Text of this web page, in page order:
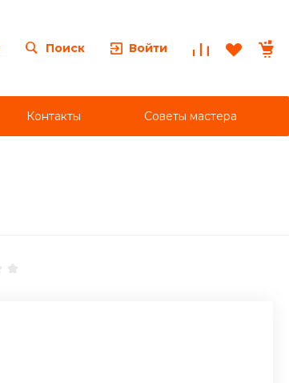
Поиск Войти
Контакты Советы мастера